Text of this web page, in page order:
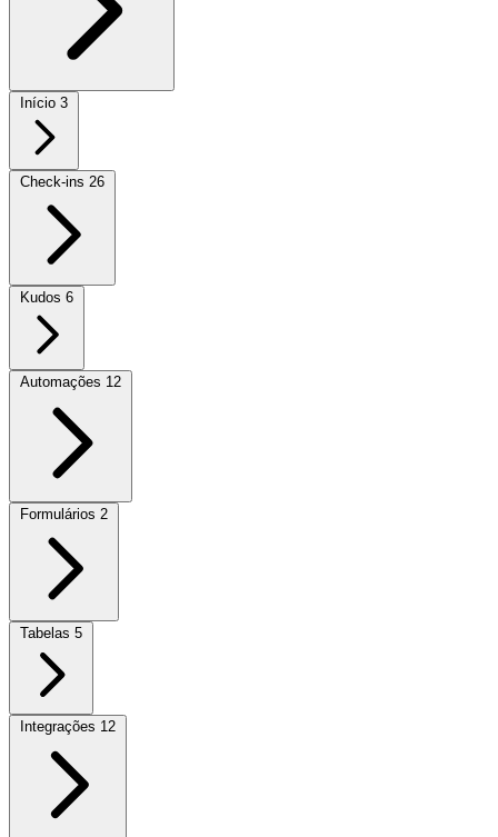
Início 3
Check-ins 26
Kudos 6
Automações 12
Formulários 2
Tabelas 5
Integrações 12